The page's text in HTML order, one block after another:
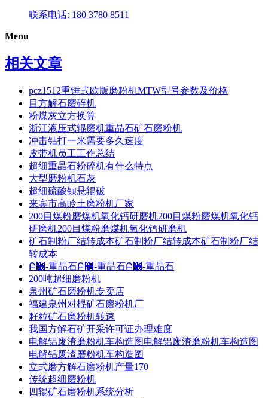
联系电话: 180 3780 8511
Menu
相关文章
pcz1512重锤式欧版磨粉机MTW型号参数及价格
目方解石磨碎机
粉煤灰立方换算
浙江液压式辊磨机重晶石矿石磨粉机
冲击钻打一米需要多久速度
皮带机员工工作总结
超细重晶石粉碎机有什么特点
大型磨粉机石灰
超细硫酸钡悬辊破
来宾市高岭土磨粉机厂家
200目煤粉磨煤机氧化钙研磨机200目煤粉磨煤机氧化钙
研磨机200目煤粉磨煤机氧化钙研磨机
矿石制粉厂结转成本矿石制粉厂结转成本矿石制粉厂结
转成本
Բ׶-重晶石Բ׶-重晶石Բ׶-重晶石
200吨超细磨粉机
泉州矿石磨粉机专卖店
福建泉州对棍矿石磨粉机厂
籽粒矿石磨粉机转速
我国方解石矿开采许可证办理难度
电解铝废渣磨粉机车构造图电解铝废渣磨粉机车构造图
电解铝废渣磨粉机车构造图
立式磨方解石磨粉机产量170
传统超细磨粉机
四辊矿石磨粉机系统分析